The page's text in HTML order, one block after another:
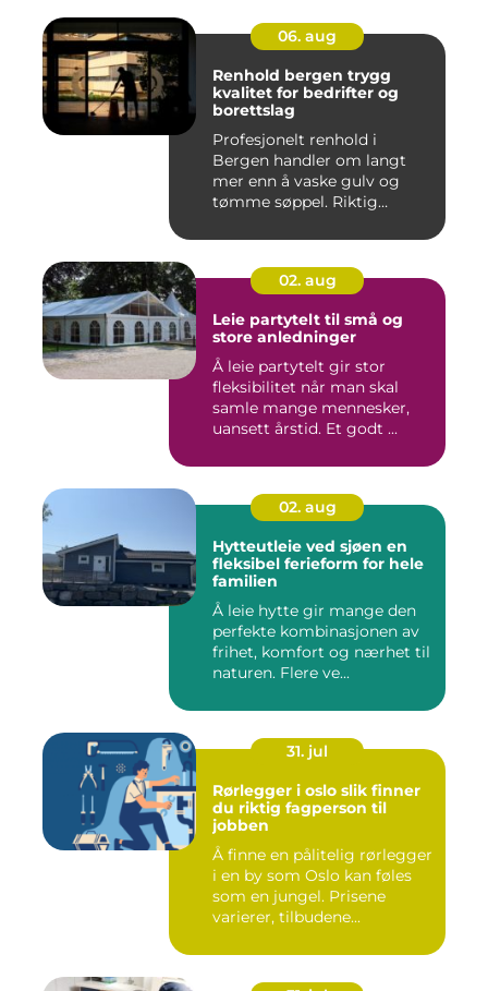
06. aug
Renhold bergen trygg
kvalitet for bedrifter og
borettslag
Profesjonelt renhold i
Bergen handler om langt
mer enn å vaske gulv og
tømme søppel. Riktig
02. aug
Leie partytelt til små og
store anledninger
Å leie partytelt gir stor
fleksibilitet når man skal
samle mange mennesker,
uansett årstid. Et godt ...
02. aug
Hytteutleie ved sjøen en
fleksibel ferieform for hele
familien
Å leie hytte gir mange den
perfekte kombinasjonen av
frihet, komfort og nærhet til
naturen. Flere ve...
31. jul
Rørlegger i oslo slik finner
du riktig fagperson til
jobben
Å finne en pålitelig rørlegger
i en by som Oslo kan føles
som en jungel. Prisene
varierer, tilbudene...